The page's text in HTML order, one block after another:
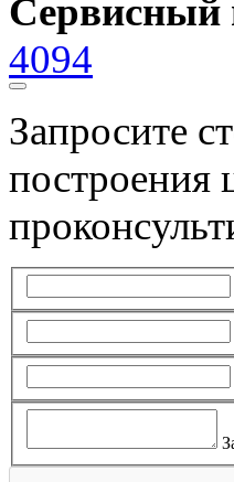
Сервисный
4094
Запросите
построения